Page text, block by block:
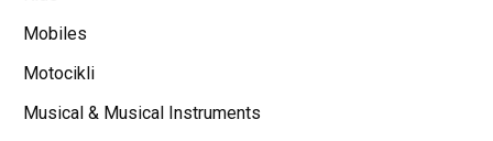
Mobiles
Motocikli
Musical & Musical Instruments